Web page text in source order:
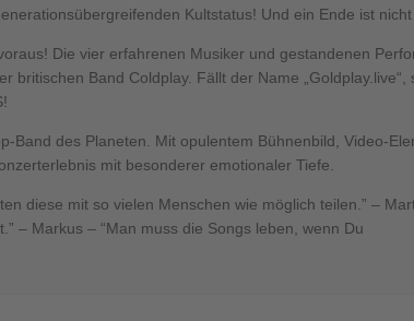
Kultstatus! Und ein Ende ist
Die vier erfahrenen Musiker und gestandenen
Band Coldplay. Fällt der Name „Goldplay.live“,
Band des Planeten. Mit opulentem Bühnenbild, Video-
mit besonderer emotionaler Tiefe.
diese mit so vielen Menschen wie möglich teilen.” –
– Markus – “Man muss die Songs leben, wenn Du